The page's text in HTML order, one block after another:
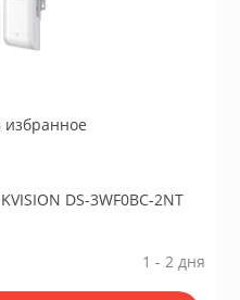
избранное
DS-3WF0BC-2NT
1 - 2 дня